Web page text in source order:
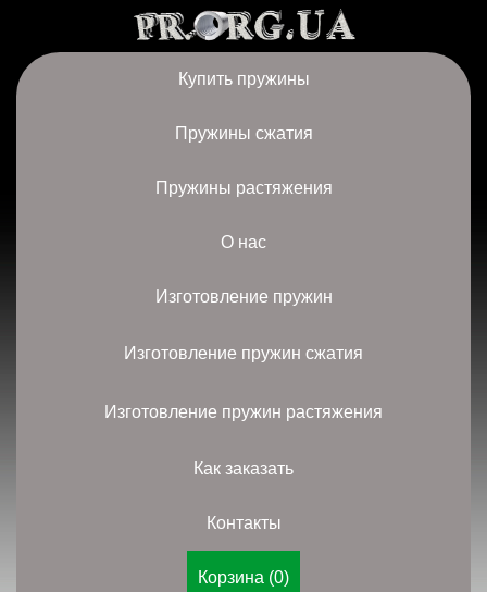
Купить пружины
Пружины сжатия
Пружины растяжения
О нас
Изготовление пружин
Изготовление пружин сжатия
Изготовление пружин растяжения
Как заказать
Контакты
Корзина (0)